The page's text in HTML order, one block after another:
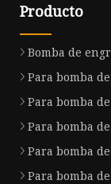
Producto
Bomba de
Para bomba
Para bomba
Para bomba
Para bomba
Para bomba